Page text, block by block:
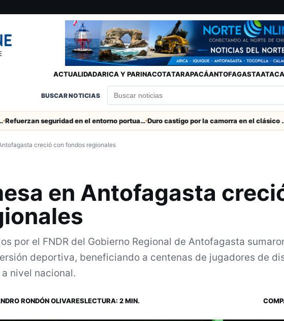
ACTUALIDADARICA Y PARINACOTATARAPACÁANTOFAGASTA
BUSCAR NOTICIAS
Refuerzan seguridad en el entorno portuario de Arica Duro castigo por la camorra en el clásico Arica-Iquique
creció con fondos regionales
en Antofagasta
por el FNDR del Gobierno Regional de Antofagasta
deportiva, beneficiando a centenas de jugadores de
nivel nacional.
RONDÓN OLIVARESLECTURA: 2 MIN.